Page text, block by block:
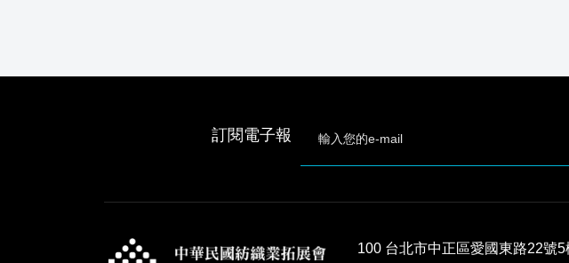
訂閱電子報
100 台北市中正區愛國東路22號5